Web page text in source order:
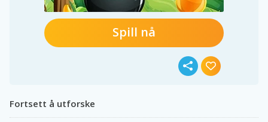
Spill nå
Fortsett å utforske